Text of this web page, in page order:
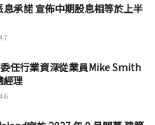
承諾 宣佈中期股息相等於上半
任行業資深從業員Mike Smith
經理